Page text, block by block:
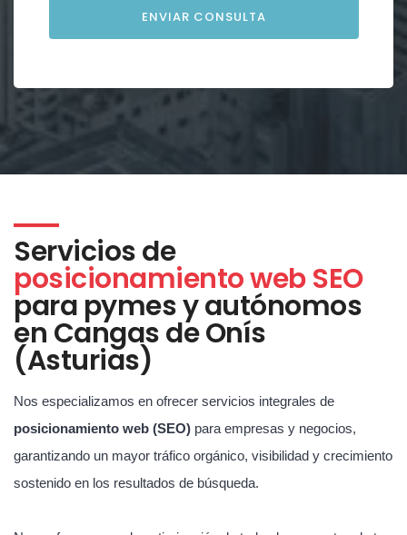
Servicios de
posicionamiento web SEO
para pymes y autónomos
en Cangas de Onís
(Asturias)
Nos especializamos en ofrecer servicios integrales de
posicionamiento web (SEO) para empresas y negocios,
garantizando un mayor tráfico orgánico, visibilidad y crecimiento
sostenido en los resultados de búsqueda.